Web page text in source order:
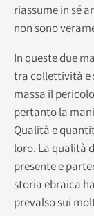
riassume in sé
non sono
In queste due
tra collettività e
massa il
pertanto la
Qualità e
loro. La qualità
presente e
storia ebraica
prevalso sui